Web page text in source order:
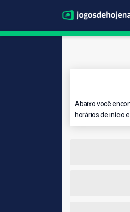
Abaixo você
horários de início